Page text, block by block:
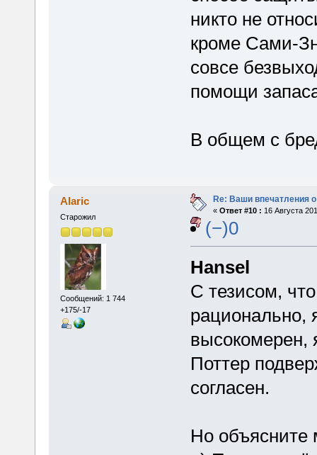
никто не
кроме Сами-
совсе
помощи
В общем с
Alaric
Старожил
Сообщений: 1 744
+175/-17
Re: Ваши впечатления о
« Ответ #10 : 16 Августа
(−)0
Hansel
С тезисом,
рационально,
высокомерен,
Поттер
согласен.
Но объясните